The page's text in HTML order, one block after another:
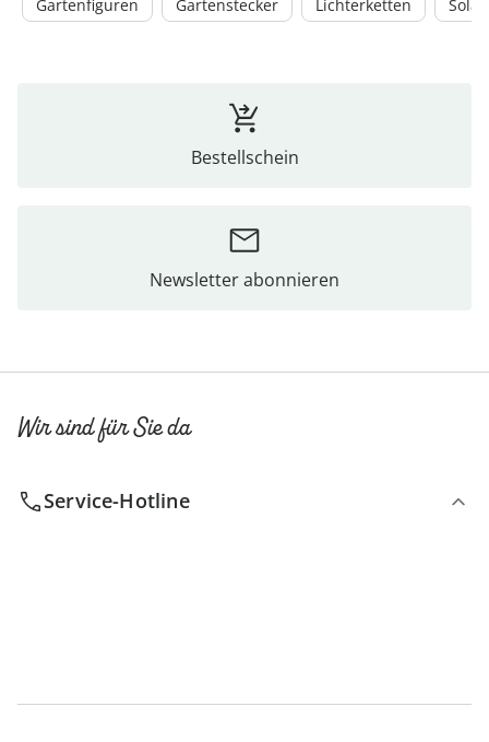
Gartenfiguren Gartenstecker Lichterketten
Bestellschein
Newsletter abonnieren
Wir sind für Sie da
Service-Hotline